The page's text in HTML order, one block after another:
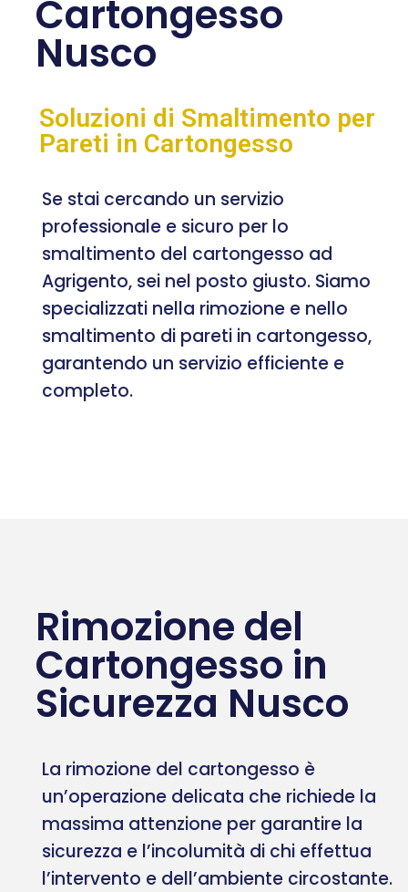
Cartongesso
Nusco
Soluzioni di Smaltimento per
Pareti in Cartongesso
Se stai cercando un servizio
professionale e sicuro per lo
smaltimento del cartongesso ad
Agrigento, sei nel posto giusto. Siamo
specializzati nella rimozione e nello
smaltimento di pareti in cartongesso,
garantendo un servizio efficiente e
completo.
Rimozione del
Cartongesso in
Sicurezza Nusco
La rimozione del cartongesso è
un’operazione delicata che richiede la
massima attenzione per garantire la
sicurezza e l’incolumità di chi effettua
l’intervento e dell’ambiente circostante.